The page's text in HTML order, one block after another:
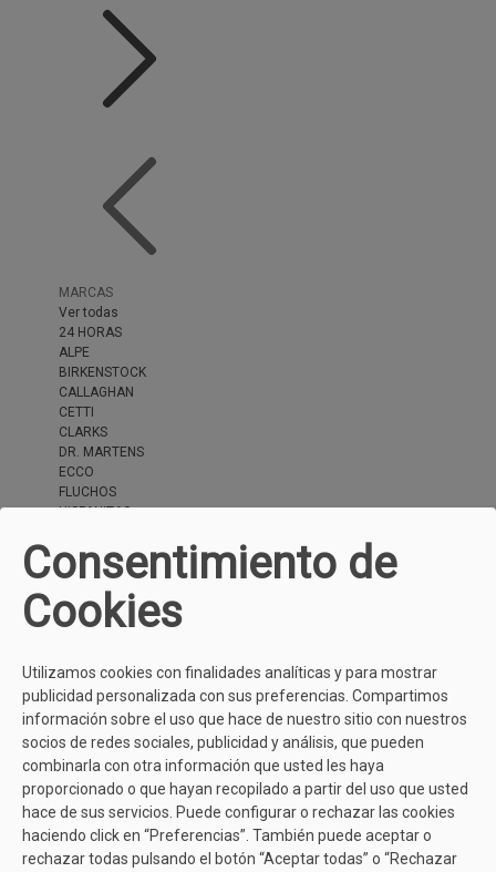
MARCAS
Ver todas
24 HORAS
ALPE
BIRKENSTOCK
CALLAGHAN
CETTI
CLARKS
DR. MARTENS
ECCO
FLUCHOS
HISPANITAS
LODI
MEPHISTO
PANAMA JACK
PEDRO MIRALLES
PIKOLINOS
SKECHERS
STONEFLY
TIMBERLAND
UNISA
VICTORIA
WONDERS
BLOG
CONTACTO
Consentimiento de
Cookies
Utilizamos cookies con finalidades analíticas y para mostrar
publicidad personalizada con sus preferencias. Compartimos
información sobre el uso que hace de nuestro sitio con nuestros
socios de redes sociales, publicidad y análisis, que pueden
combinarla con otra información que usted les haya
proporcionado o que hayan recopilado a partir del uso que usted
hace de sus servicios. Puede configurar o rechazar las cookies
haciendo click en “Preferencias”. También puede aceptar o
rechazar todas pulsando el botón “Aceptar todas” o “Rechazar